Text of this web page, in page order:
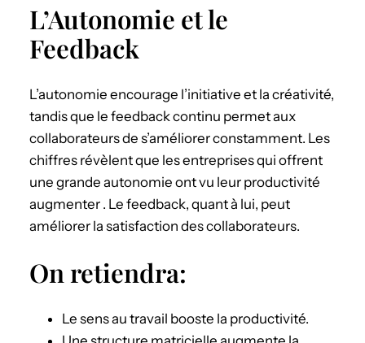
L’Autonomie et le
Feedback
L’autonomie encourage l’initiative et la créativité,
tandis que le feedback continu permet aux
collaborateurs de s’améliorer constamment. Les
chiffres révèlent que les entreprises qui offrent
une grande autonomie ont vu leur productivité
augmenter . Le feedback, quant à lui, peut
améliorer la satisfaction des collaborateurs.
On retiendra:
Le sens au travail booste la productivité.